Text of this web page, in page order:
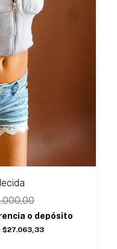
o depósito
$27.063,33